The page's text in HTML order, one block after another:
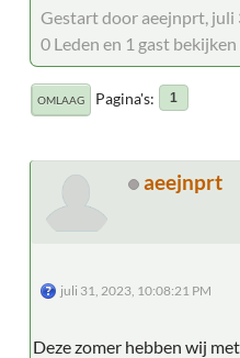
Gestart door aeejnprt, juli
0 Leden en 1 gast
OMLAAG Pagina's 1
aeejnprt
juli 31, 2023, 10:08:21 PM
Deze zomer hebben wij